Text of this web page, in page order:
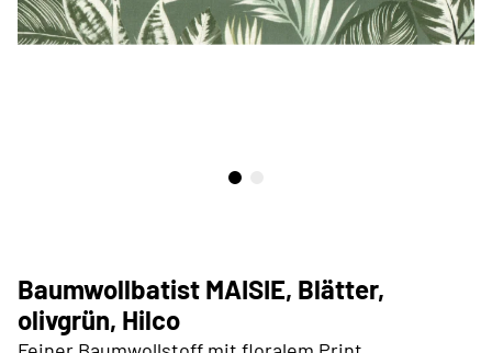
Baumwollbatist MAISIE, Blätter,
olivgrün, Hilco